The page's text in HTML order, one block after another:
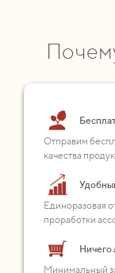
Отправим
качества
Единоразовая
проработки
Ничего
Минимальный